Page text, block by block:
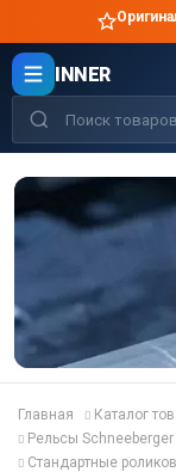
INNER
Главная Каталог
Рельсы Schneeberger
Стандартные